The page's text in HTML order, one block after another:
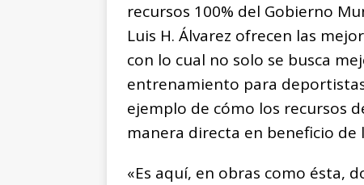
recursos 100% del Gobierno
Luis H. Álvarez ofrecen las
con lo cual no solo se busca
entrenamiento para
ejemplo de cómo los recursos
manera directa en beneficio de
«Es aquí, en obras como ésta,